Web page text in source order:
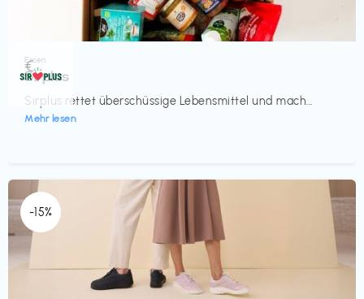
Essen
Sirplus
Sirplus rettet überschüssige Lebensmittel und mach...
Mehr lesen
€‎
-15%